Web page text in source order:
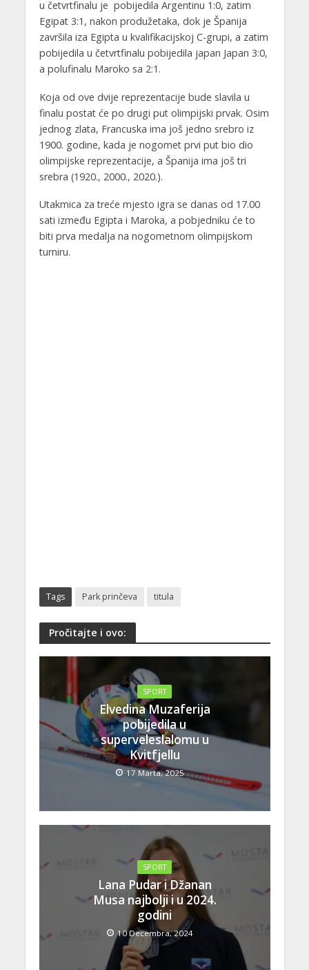
u četvrtfinalu je pobijedila Argentinu 1:0, zatim
Egipat 3:1, nakon produžetaka, dok je Španija
završila iza Egipta u kvalifikacijskoj C-grupi, a zatim
pobijedila u četvrtfinalu pobijedila japan Japan 3:0,
a polufinalu Maroko sa 2:1.
Koja od ove dvije reprezentacije bude slavila u
finalu postat će po drugi put olimpijski prvak. Osim
jednog zlata, Francuska ima još jedno srebro iz
1900. godine, kada je nogomet prvi put bio dio
olimpijske reprezentacije, a Španija ima još tri
srebra (1920., 2000., 2020.).
Utakmica za treće mjesto igra se danas od 17.00
sati između Egipta i Maroka, a pobjedniku će to
biti prva medalja na nogometnom olimpijskom
turniru.
Tags Park prinčeva titula
Pročitajte i ovo:
SPORT
Elvedina Muzaferija
pobijedila u
superveleslalomu u
Kvitfjellu
17 Marta, 2025
SPORT
Lana Pudar i Džanan
Musa najbolji i u 2024.
godini
10 Decembra, 2024